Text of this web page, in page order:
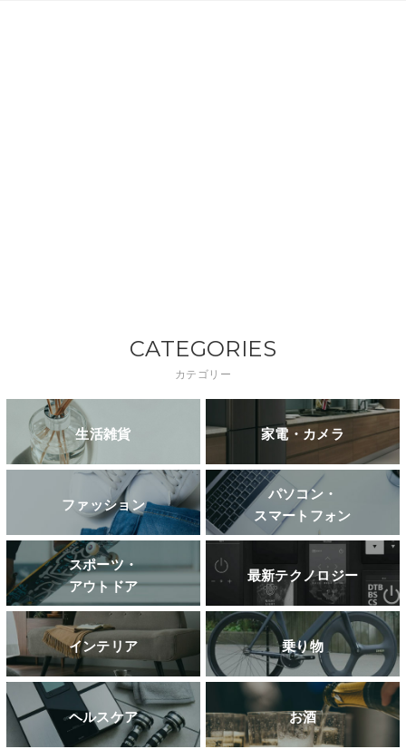
CATEGORIES
カテゴリー
生活雑貨 家電・カメラ
ファッション
パソコン・
スマートフォン
スポーツ・
アウトドア
最新テクノロジー
インテリア 乗り物
ヘルスケア お酒